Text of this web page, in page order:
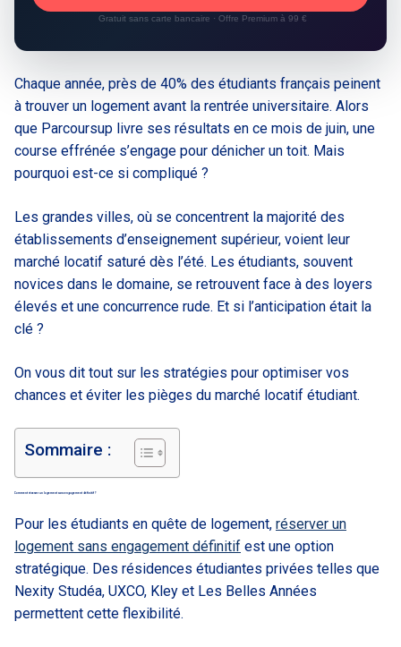
Gratuit sans carte bancaire · Offre Premium à 99 €
Chaque année, près de 40% des étudiants français peinent
à trouver un logement avant la rentrée universitaire. Alors
que Parcoursup livre ses résultats en ce mois de juin, une
course effrénée s’engage pour dénicher un toit. Mais
pourquoi est-ce si compliqué ?
Les grandes villes, où se concentrent la majorité des
établissements d’enseignement supérieur, voient leur
marché locatif saturé dès l’été. Les étudiants, souvent
novices dans le domaine, se retrouvent face à des loyers
élevés et une concurrence rude. Et si l’anticipation était la
clé ?
On vous dit tout sur les stratégies pour optimiser vos
chances et éviter les pièges du marché locatif étudiant.
Sommaire :
Comment réserver un logement sans engagement définitif ?
Pour les étudiants en quête de logement, réserver un
logement sans engagement définitif est une option
stratégique. Des résidences étudiantes privées telles que
Nexity Studéa, UXCO, Kley et Les Belles Années
permettent cette flexibilité.